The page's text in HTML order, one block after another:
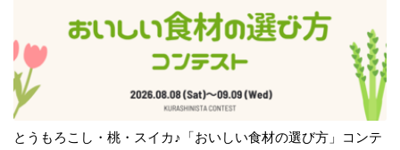
とうもろこし・桃・スイカ♪「おいしい食材の選び方」コンテ